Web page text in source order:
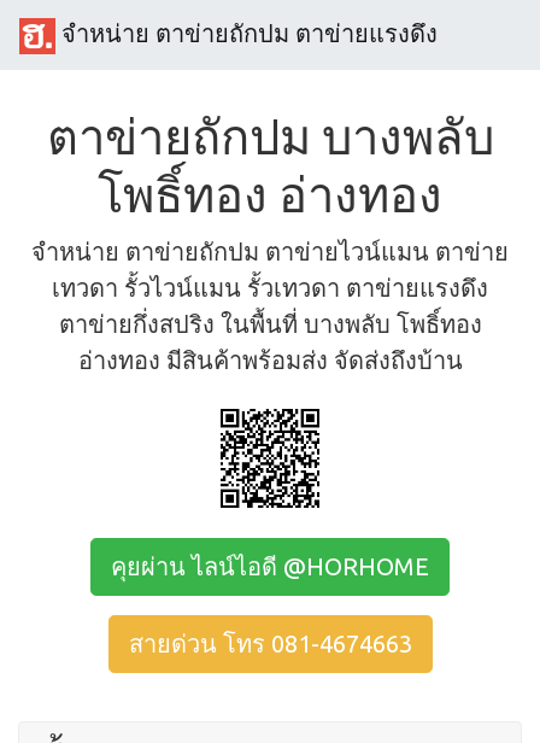
จำหน่าย ตาข่ายถักปม ตาข่ายแรงดึง
ตาข่ายถักปม บางพลับ
โพธิ์ทอง อ่างทอง
จำหน่าย ตาข่ายถักปม ตาข่ายไวน์แมน ตาข่าย
เทวดา รั้วไวน์แมน รั้วเทวดา ตาข่ายแรงดึง
ตาข่ายกึ่งสปริง ในพื้นที่ บางพลับ โพธิ์ทอง
อ่างทอง มีสินค้าพร้อมส่ง จัดส่งถึงบ้าน
คุยผ่าน ไลน์ไอดี @HORHOME
สายด่วน โทร 081-4674663